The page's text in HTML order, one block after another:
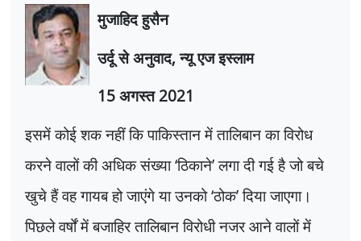
मुजाहिद हुसैन
उर्दू से अनुवाद,न्यू एज इस्लाम
15अगस्त2021
इसमें कोई शक नहीं कि पाकिस्तान में तालिबान का विरोध
करने वालों की अधिक संख्या‘ठिकाने’लगा दी गई है जो बचे
खुचे हैं वह गायब हो जाएंगे या उनको‘ठोक’दिया जाएगा।
पिछले वर्षों में बजाहिर तालिबान विरोधी नजर आने वालों में